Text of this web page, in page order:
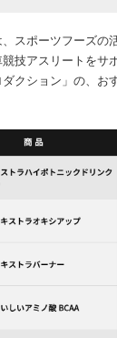
スポーツフーズの
技アスリートをサ
クション」の、お